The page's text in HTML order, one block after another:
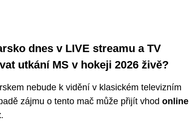
dnes v LIVE streamu a TV
utkání MS v hokeji 2026 živě?
nebude k vidění v klasickém televizním
zájmu o tento mač může přijít vhod online
.